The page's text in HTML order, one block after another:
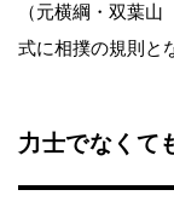
（元横綱・双葉
式に相撲の規則と
力士でなくて